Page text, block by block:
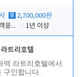
월 2,700,000원
카운터 고객응대 및 야간더블청소
1년 이상
트리호텔
역 라트리호텔에서
구인합니다.